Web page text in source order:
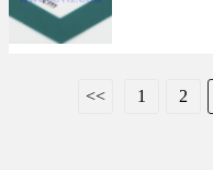
<< 1 2